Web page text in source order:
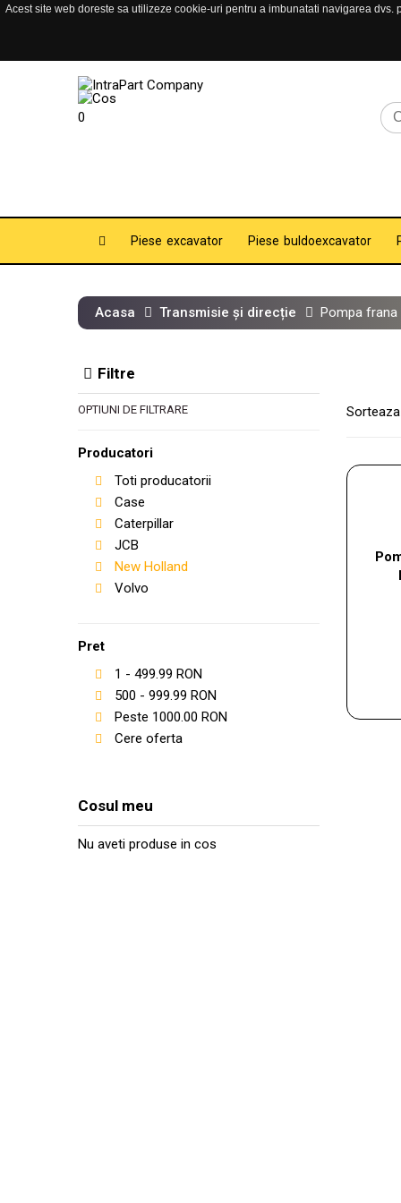
Acest site web doreste sa utilizeze cookie-uri pentru a imbunatati navigarea
0
Piese excavator Piese buldoexcavator
Acasa Transmisie și direcție Pompa frana
Filtre
OPTIUNI DE FILTRARE
Producatori
Toti producatorii
Case
Caterpillar
JCB
New Holland
Volvo
Pret
1 - 499.99 RON
500 - 999.99 RON
Peste 1000.00 RON
Cere oferta
Cosul meu
Nu aveti produse in cos